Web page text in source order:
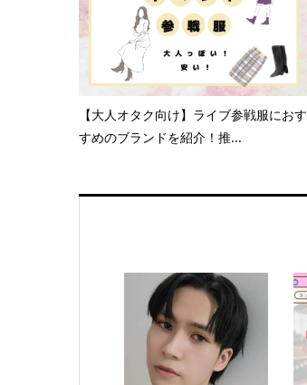
【大人オタク向け】ライブ参戦服におす
すめのブランドを紹介！推...